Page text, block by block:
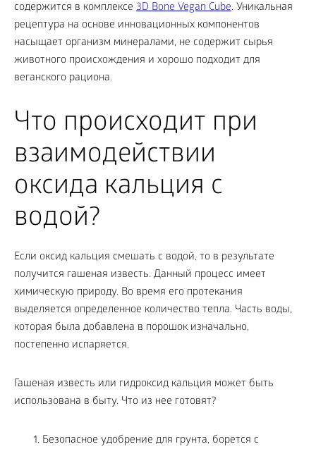
содержится в комплексе 3D Bone Vegan Cube. Уникальная
рецептура на основе инновационных компонентов
насыщает организм минералами, не содержит сырья
животного происхождения и хорошо подходит для
веганского рациона.
Что происходит при
взаимодействии
оксида кальция с
водой?
Если оксид кальция смешать с водой, то в результате
получится гашеная известь. Данный процесс имеет
химическую природу. Во время его протекания
выделяется определенное количество тепла. Часть воды,
которая была добавлена в порошок изначально,
постепенно испаряется.
Гашеная известь или гидроксид кальция может быть
использована в быту. Что из нее готовят?
Безопасное удобрение для грунта, борется с